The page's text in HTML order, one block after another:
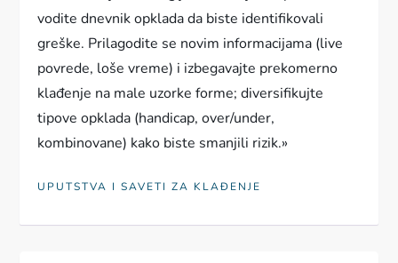
vodite dnevnik opklada da biste identifikovali
greške. Prilagodite se novim informacijama (live
povrede, loše vreme) i izbegavajte prekomerno
klađenje na male uzorke forme; diversifikujte
tipove opklada (handicap, over/under,
kombinovane) kako biste smanjili rizik.»
UPUTSTVA I SAVETI ZA KLAĐENJE